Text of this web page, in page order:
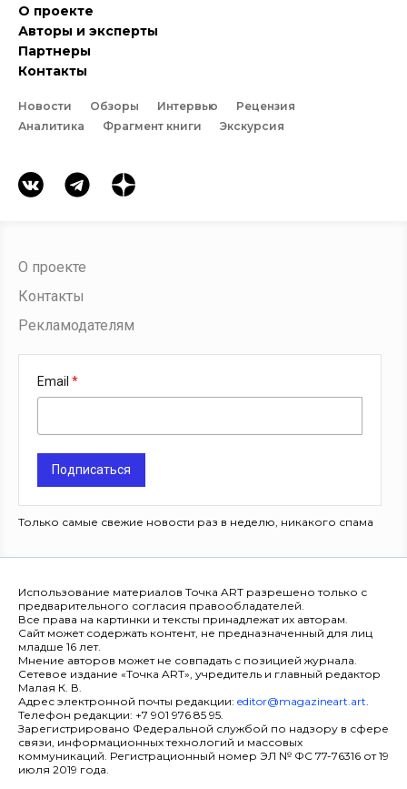
О проекте
Авторы и эксперты
Партнеры
Контакты
Новости Обзоры Интервью
Рецензия
Аналитика
Фрагмент книги Экскурсия
О проекте
Контакты
Рекламодателям
Email
Подписаться
Только самые свежие новости раз в неделю, никакого спама
Использование материалов Точка ART разрешено только с
предварительного согласия правообладателей.
Все права на картинки и тексты принадлежат их авторам.
Сайт может содержать контент, не предназначенный для лиц
младше 16 лет.
Мнение авторов может не совпадать с позицией журнала.
Сетевое издание «Точка ART», учредитель и главный редактор
Малая К. В.
Адрес электронной почты редакции: editor@magazineart.art.
Телефон редакции: +7 901 976 85 95.
Зарегистрировано Федеральной службой по надзору в сфере
связи, информационных технологий и массовых
коммуникаций. Регистрационный номер ЭЛ № ФС 77-76316 от 19
июля 2019 года.